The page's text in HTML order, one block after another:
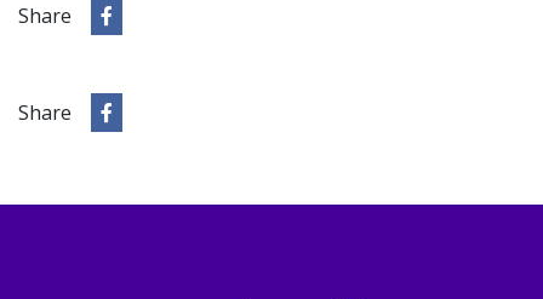
Share
Share